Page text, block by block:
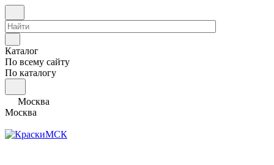
Каталог
По всему сайту
По каталогу
Москва
Москва